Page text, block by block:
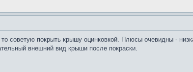
советую покрыть крышу оцинковкой. Плюсы очевидны -
внешний вид крыши после покраски.